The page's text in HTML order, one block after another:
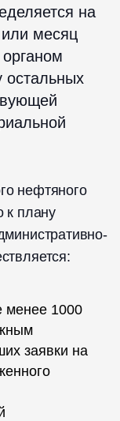
на
месяц
остальных
нефтяного
к плану
менее 1000
заявки на